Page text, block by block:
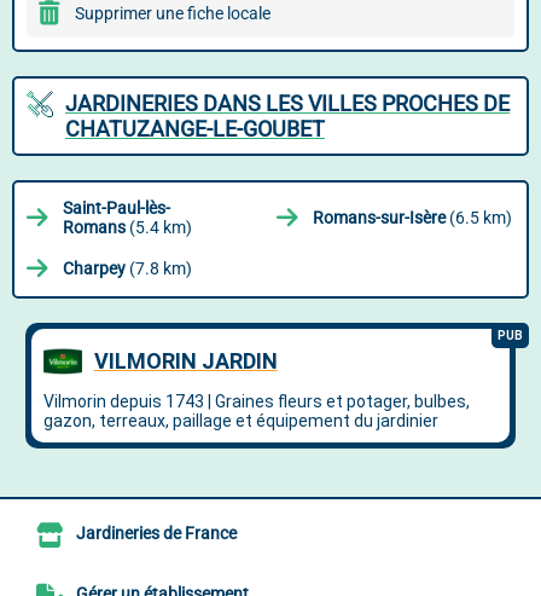
Supprimer une fiche locale
JARDINERIES DANS LES VILLES PROCHES DE
CHATUZANGE-LE-GOUBET
Saint-Paul-lès-
Romans (5.4 km) Romans-sur-Isère(6.5 km)
Charpey (7.8 km)
Jardineries de France